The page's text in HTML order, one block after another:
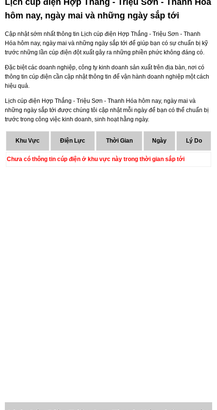
Lịch cúp điện Hợp Thắng - Triệu Sơn - Thanh Hóa
hôm nay, ngày mai và những ngày sắp tới
Cập nhật sớm nhất thông tin Lịch cúp điện Hợp Thắng - Triệu Sơn - Thanh
Hóa hôm nay, ngày mai và những ngày sắp tới để giúp bạn có sự chuẩn bị kỹ
trước những lần cúp điện đột xuất gây ra những phiền phức không đáng có.
Đặc biệt các doanh nghiệp, công ty kinh doanh sản xuất trên địa bàn, nơi có
thông tin cúp điện cần cập nhật thông tin để vận hành doanh nghiệp một cách
hiệu quả.
Lịch cúp điện Hợp Thắng - Triệu Sơn - Thanh Hóa hôm nay, ngày mai và
những ngày sắp tới được chúng tôi cập nhật mỗi ngày để bạn có thể chuẩn bị
trước trong công việc kinh doanh, sinh hoạt hằng ngày.
Khu Vực Điện Lực Thời Gian Ngày Lý Do
Chưa có thông tin cúp điện ở khu vực này trong thời gian sắp tới